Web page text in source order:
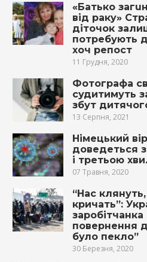
«Батько
від рaкy»
діточок
потребують
хоч репост
11 Грудня, 2020
Фотографа
судитимуть
збут
13 Серпня, 2021
Німецький
доведеться
і третьою
07 Травня, 2020
“Нас
кричать”:
заробітчанка
повернення
було пекло”
30 Березня, 2020